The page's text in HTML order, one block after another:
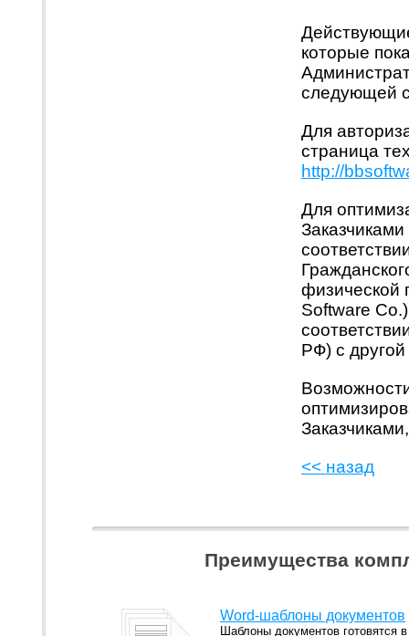
которые
следующей
Для
страница
http://
Для
физической
Software
РФ) с
<< назад
Преимущества
Word-шаблоны документов
Шаблоны документов готовятся в